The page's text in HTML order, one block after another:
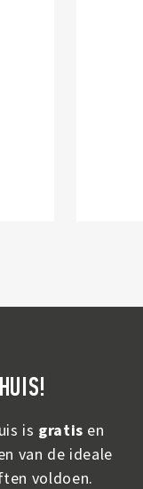
is gratis en
van de ideale
voldoen.